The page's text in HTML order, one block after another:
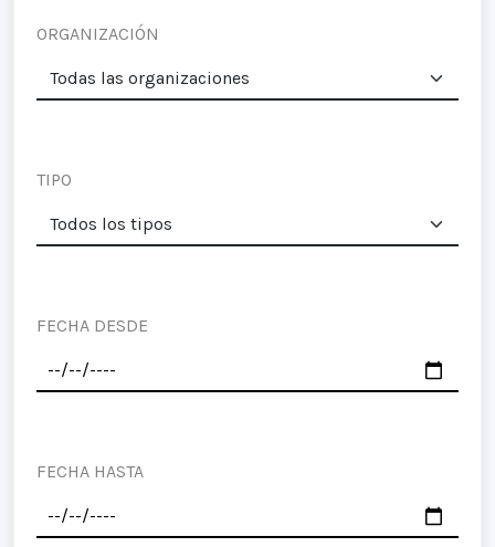
ORGANIZACIÓN
TIPO
FECHA DESDE
FECHA HASTA